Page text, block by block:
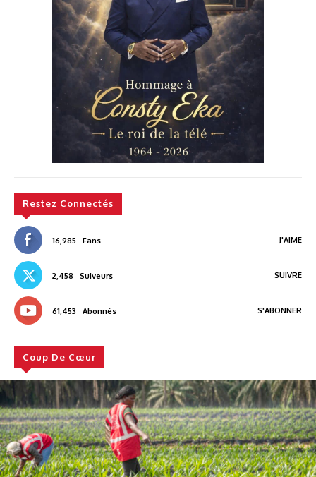
Restez Connectés
16,985 Fans J'AIME
2,458 Suiveurs SUIVRE
61,453 Abonnés S'ABONNER
Coup De Cœur